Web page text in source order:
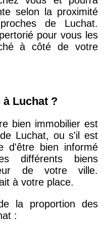
11 141 €
2 667 €
11 085 €
selon la proximité
de Luchat.
pour vous les
à côté de votre
à Luchat ?
bien immobilier est
Luchat, ou s'il est
d'être bien informé
différents biens
de votre ville.
à votre place.
la proportion des
: